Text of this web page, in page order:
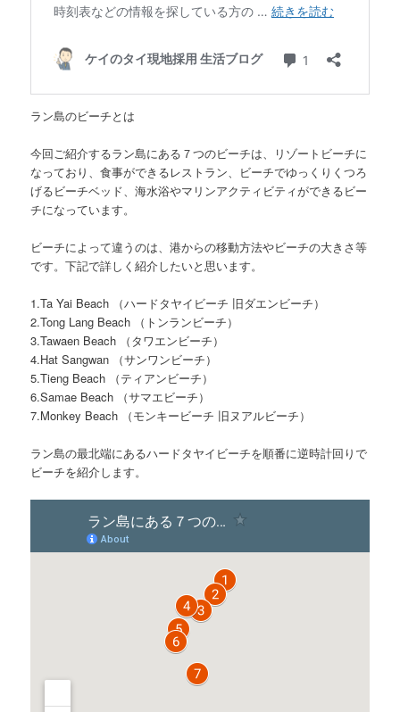
ラン島のビーチとは
今回ご紹介するラン島にある７つのビーチは、リゾートビーチに
なっており、食事ができるレストラン、ビーチでゆっくりくつろ
げるビーチベッド、海水浴やマリンアクティビティができるビー
チになっています。
ビーチによって違うのは、港からの移動方法やビーチの大きさ等
です。下記で詳しく紹介したいと思います。
1.Ta Yai Beach （ハードタヤイビーチ 旧ダエンビーチ）
2.Tong Lang Beach （トンランビーチ）
3.Tawaen Beach （タワエンビーチ）
4.Hat Sangwan （サンワンビーチ）
5.Tieng Beach （ティアンビーチ）
6.Samae Beach （サマエビーチ）
7.Monkey Beach （モンキービーチ 旧ヌアルビーチ）
ラン島の最北端にあるハードタヤイビーチを順番に逆時計回りで
ビーチを紹介します。